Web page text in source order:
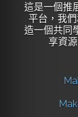
這是一個推
平台，我
造一個共同
享資